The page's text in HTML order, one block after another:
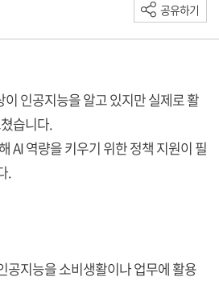
공유하기
이 인공지능을 알고 있지만 실제로 활
습니다.
AI 역량을 키우기 위한 정책 지원이 필
.
공지능을 소비생활이나 업무에 활용